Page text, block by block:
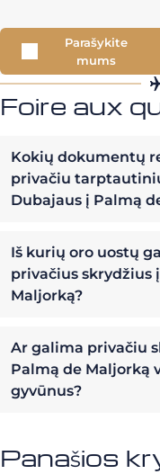
Parašykite
mums
Foire aux
Kokių dokumentų
privačiu
Dubajaus į Palmą
Iš kurių oro uostų
privačius skrydžius
Maljorką?
Ar galima privačiu
Palmą de Maljorką
gyvūnus?
Panašios